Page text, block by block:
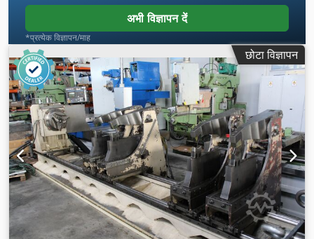
अभी विज्ञापन दें
*प्रत्येक विज्ञापन/माह
छोटा विज्ञापन